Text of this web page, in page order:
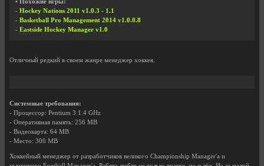
• Похожие игры:
- Hockey Nations 2011 v1.0.3 - 1.1
- Basketball Pro Management 2014 v1.0.0.8
- Eastside Hockey Manager v1.0
Отличный редкий в своем жанре менеджер хоккея.
Системные требования:
- Процессор: Pentium 3 1.4 GHz
- Оперативная память: 256 MB
- Видеокарта: 64 MB
- Место: 300 MB
Хоккейный менеджер от разработчиков великого Championship Manager'a и